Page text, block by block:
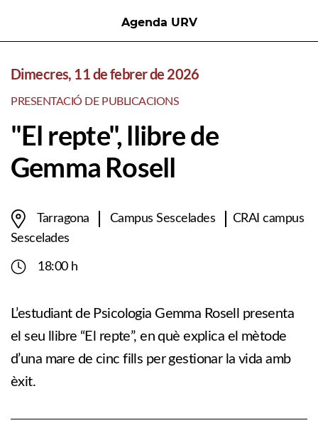
Agenda URV
Dimecres, 11 de febrer de 2026
PRESENTACIÓ DE PUBLICACIONS
"El repte", llibre de
Gemma Rosell
Tarragona Campus Sescelades
CRAI campus
Sescelades
18:00 h
L’estudiant de Psicologia Gemma Rosell presenta
el seu llibre “El repte”, en què explica el mètode
d’una mare de cinc fills per gestionar la vida amb
èxit.